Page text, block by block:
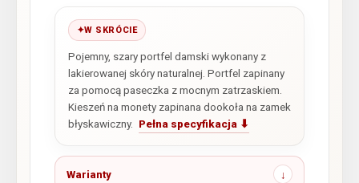
W SKRÓCIE
Pojemny, szary portfel damski wykonany z
lakierowanej skóry naturalnej. Portfel zapinany
za pomocą paseczka z mocnym zatrzaskiem.
Kieszeń na monety zapinana dookoła na zamek
błyskawiczny. Pełna specyfikacja ⬇
Warianty